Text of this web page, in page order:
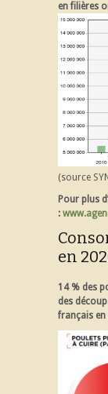
en filières
(source
Pour plus
:
en
14 % des
des
français en